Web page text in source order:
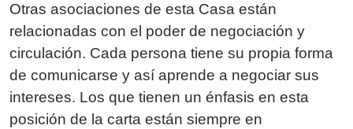
Otras asociaciones de esta Casa están
relacionadas con el poder de negociación y
circulación. Cada persona tiene su propia forma
de comunicarse y así aprende a negociar sus
intereses. Los que tienen un énfasis en esta
posición de la carta están siempre en